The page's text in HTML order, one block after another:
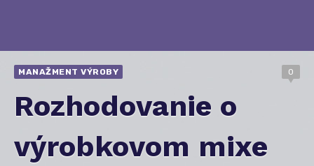
MANAŽMENT VÝROBY 0
Rozhodovanie o
výrobkovom mixe